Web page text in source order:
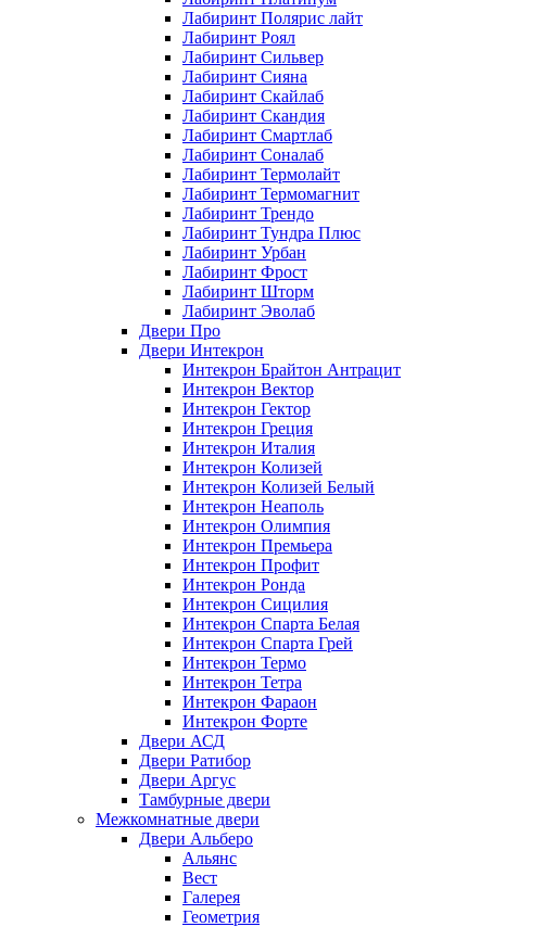
Лабиринт Полярис лайт
Лабиринт Роял
Лабиринт Сильвер
Лабиринт Сияна
Лабиринт Скайлаб
Лабиринт Скандия
Лабиринт Смартлаб
Лабиринт Соналаб
Лабиринт Термолайт
Лабиринт Термомагнит
Лабиринт Трендо
Лабиринт Тундра Плюс
Лабиринт Урбан
Лабиринт Фрост
Лабиринт Шторм
Лабиринт Эволаб
Двери Про
Двери Интекрон
Интекрон Брайтон Антрацит
Интекрон Вектор
Интекрон Гектор
Интекрон Греция
Интекрон Италия
Интекрон Колизей
Интекрон Колизей Белый
Интекрон Неаполь
Интекрон Олимпия
Интекрон Премьера
Интекрон Профит
Интекрон Ронда
Интекрон Сицилия
Интекрон Спарта Белая
Интекрон Спарта Грей
Интекрон Термо
Интекрон Тетра
Интекрон Фараон
Интекрон Форте
Двери АСД
Двери Ратибор
Двери Аргус
Тамбурные двери
Межкомнатные двери
Двери Альберо
Альянс
Вест
Галерея
Геометрия